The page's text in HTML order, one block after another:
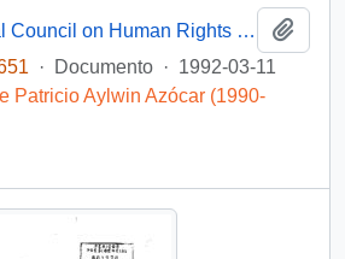
[Carta del Regional Council on Human Rights in Asia dirigida al Presidente Patricio Aylwin]
· Documento · 1992-03-11
Patricio Aylwin Azócar (1990-